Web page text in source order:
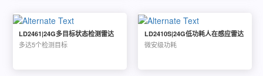
LD2461|24G多目标状态检测雷达
多达5个检测目标
LD2410S|24G低功耗人在感应雷达
微安级功耗